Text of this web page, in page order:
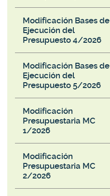
Modificación Bases de
Ejecución del
Presupuesto 4/2026
Modificación Bases de
Ejecución del
Presupuesto 5/2026
Modificación
Presupuestaria MC
1/2026
Modificación
Presupuestaria MC
2/2026